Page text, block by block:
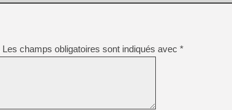
[GK] Ubisoft : fin de partie
[GK] Mémoire cash -
[GK] Dan Houser (GTA)
[GK] Comment EA Sports
[GK] Crimson Moon : un
[GK] Isle of Reveries : le
[GK] Moonlighter 2 : The
[GK] Capcom relance
Les champs obligatoires sont indiqués avec *